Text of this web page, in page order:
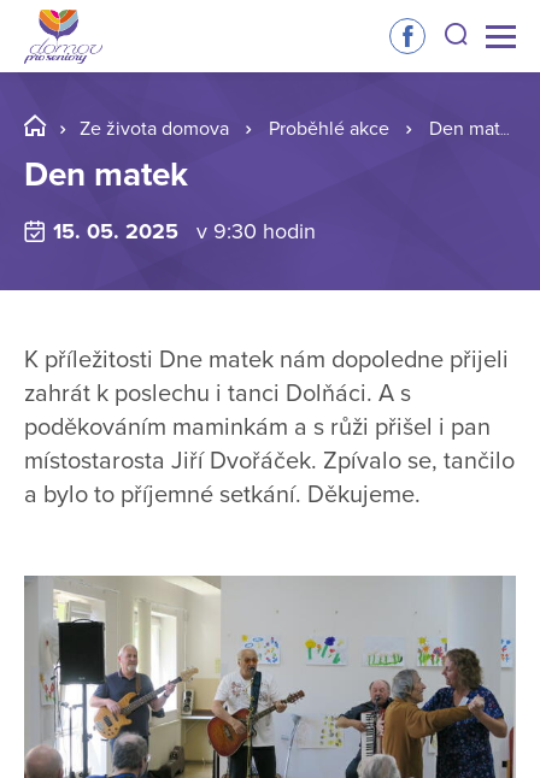
Ze života domova Proběhlé akce Den matek
Den matek
15. 05. 2025 v 9:30 hodin
K příležitosti Dne matek nám dopoledne přijeli
zahrát k poslechu i tanci Dolňáci. A s
poděkováním maminkám a s růži přišel i pan
místostarosta Jiří Dvořáček. Zpívalo se, tančilo
a bylo to příjemné setkání. Děkujeme.